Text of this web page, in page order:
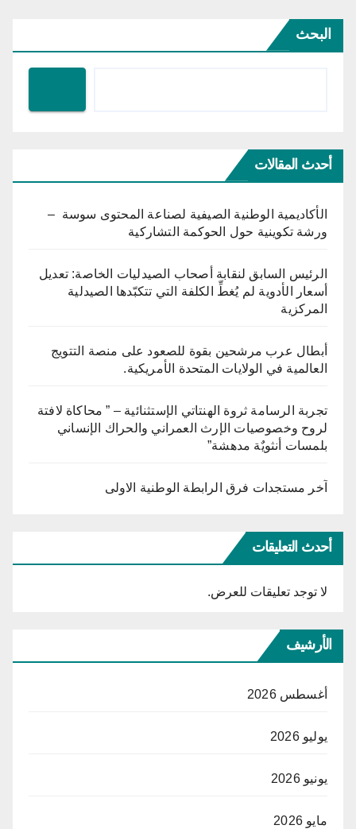
البحث
أحدث المقالات
الأكاديمية الوطنية الصيفية لصناعة المحتوى سوسة –
ورشة تكوينية حول الحوكمة التشاركية
الرئيس السابق لنقابة أصحاب الصيدليات الخاصة: تعديل
أسعار الأدوية لم يُغطِّ الكلفة التي تتكبّدها الصيدلية
المركزية
أبطال عرب مرشحين بقوة للصعود على منصة التتويج
العالمية في الولايات المتحدة الأمريكية.
تجربة الرسامة ثروة الهنتاتي الإستثنائية – ” محاكاة لافتة
لروح وخصوصيات الإرث العمراني والحراك الإنساني
بلمسات أنثويٌة مدهشة”
آخر مستجدات فرق الرابطة الوطنية الاولى
أحدث التعليقات
لا توجد تعليقات للعرض.
الأرشيف
أغسطس 2026
يوليو 2026
يونيو 2026
مايو 2026